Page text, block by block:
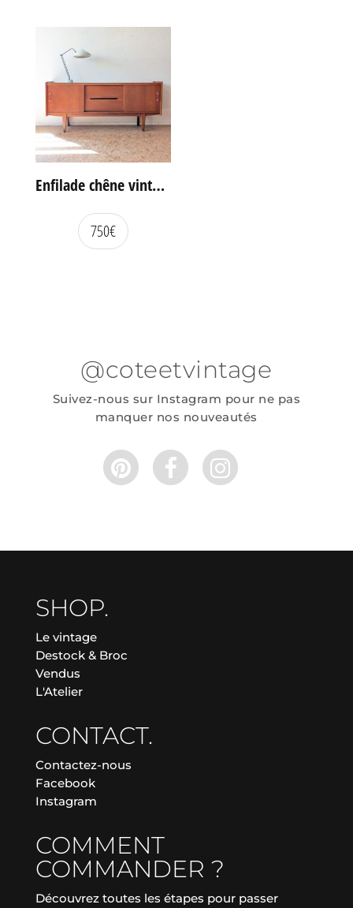
Enfilade chêne vintage portes coulissantes
750€
@coteetvintage
Suivez-nous sur Instagram pour ne pas
manquer nos nouveautés
SHOP.
Le vintage
Destock & Broc
Vendus
L'Atelier
CONTACT.
Contactez-nous
Facebook
Instagram
COMMENT
COMMANDER ?
Découvrez toutes les étapes pour passer